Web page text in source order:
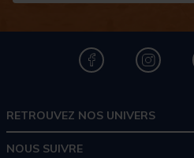
RETROUVEZ NOS UNIVERS
NOUS SUIVRE